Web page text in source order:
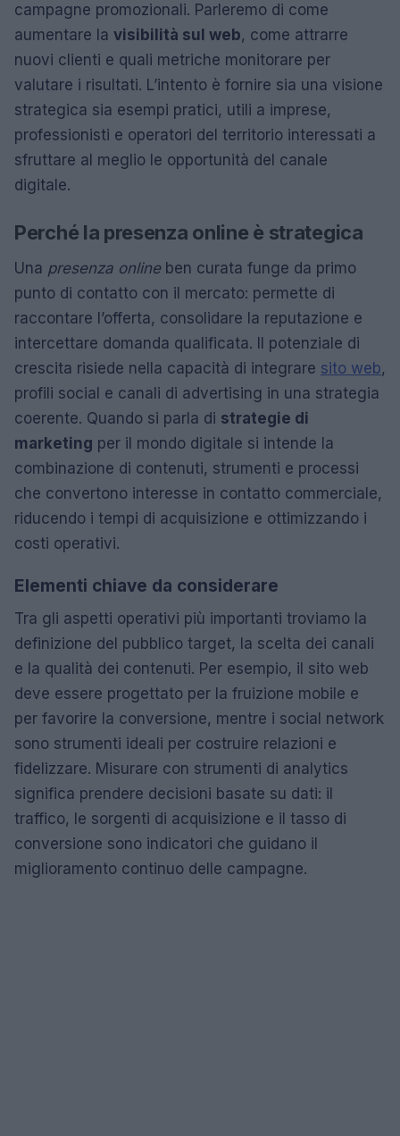
campagne promozionali. Parleremo di come
aumentare la visibilità sul web, come attrarre
nuovi clienti e quali metriche monitorare per
valutare i risultati. L’intento è fornire sia una visione
strategica sia esempi pratici, utili a imprese,
professionisti e operatori del territorio interessati a
sfruttare al meglio le opportunità del canale
digitale.
Perché la presenza online è strategica
Una presenza onlineben curata funge da primo
punto di contatto con il mercato: permette di
raccontare l’offerta, consolidare la reputazione e
intercettare domanda qualificata. Il potenziale di
crescita risiede nella capacità di integrare sito web,
profili social e canali di advertising in una strategia
coerente. Quando si parla di strategie di
marketing per il mondo digitale si intende la
combinazione di contenuti, strumenti e processi
che convertono interesse in contatto commerciale,
riducendo i tempi di acquisizione e ottimizzando i
costi operativi.
Elementi chiave da considerare
Tra gli aspetti operativi più importanti troviamo la
definizione del pubblico target, la scelta dei canali
e la qualità dei contenuti. Per esempio, il sito web
deve essere progettato per la fruizione mobile e
per favorire la conversione, mentre i social network
sono strumenti ideali per costruire relazioni e
fidelizzare. Misurare con strumenti di analytics
significa prendere decisioni basate su dati: il
traffico, le sorgenti di acquisizione e il tasso di
conversione sono indicatori che guidano il
miglioramento continuo delle campagne.